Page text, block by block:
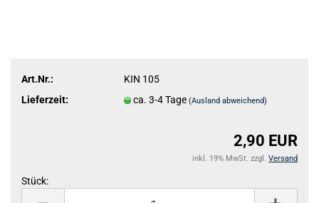
Art.Nr.:
KIN 105
Lieferzeit:
ca. 3-4 Tage(Ausland abweichend)
2,90 EUR
inkl. 19% MwSt. zzgl. Versand
Stück: